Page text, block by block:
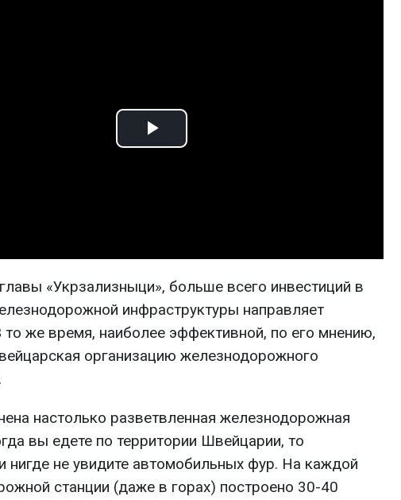
Play
«Укрзализныци», больше всего инвестиций в
инфраструктуры направляет
то же время, наиболее эффективной, по его мнению,
организацию железнодорожного
настолько разветвленная железнодорожная
вы едете по территории Швейцарии, то
нигде не увидите автомобильных фур. На каждой
станции (даже в горах) построено 30-40